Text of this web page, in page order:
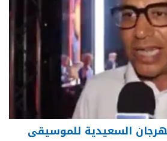
السعيدية للموسيقى